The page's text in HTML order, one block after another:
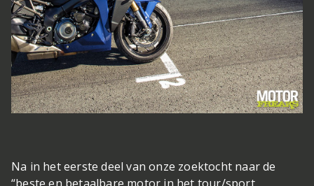
Na in het eerste deel van onze zoektocht naar de